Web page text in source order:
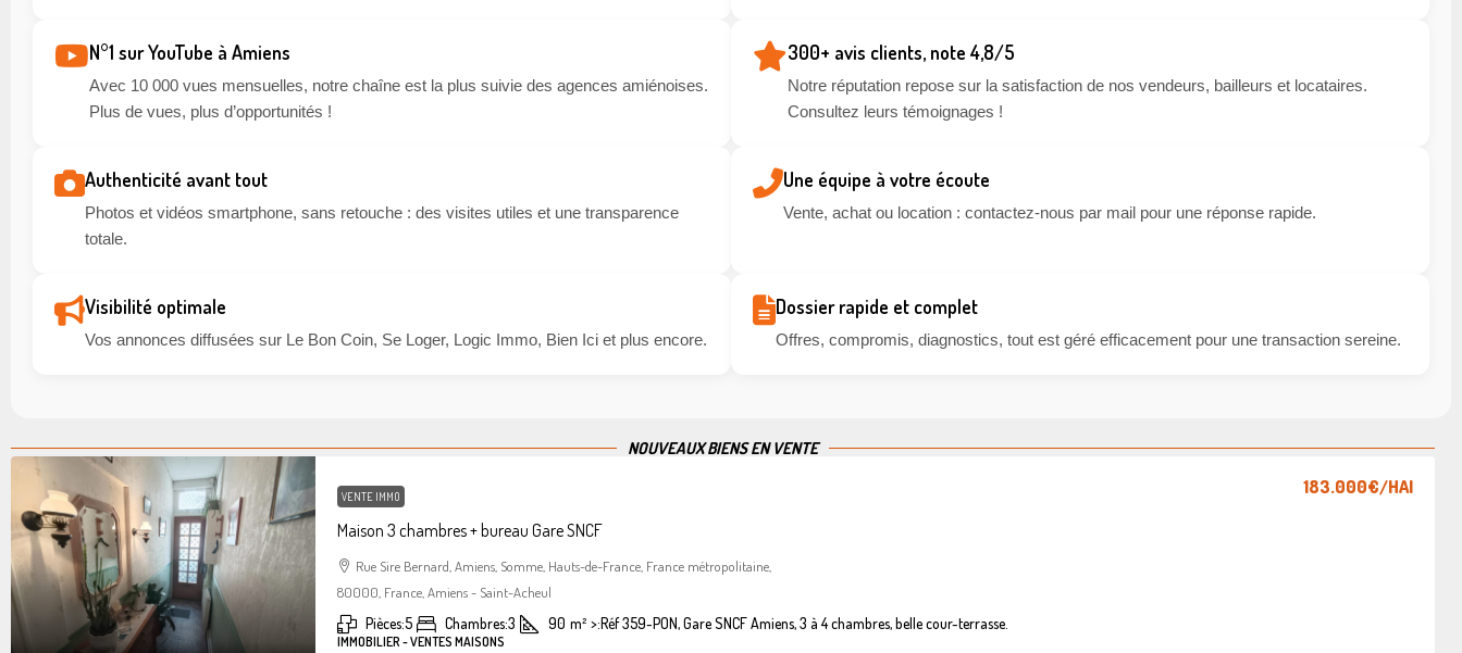
N°1 sur YouTube à Amiens
Avec 10 000 vues mensuelles, notre chaîne est la plus suivie des agences amiénoises.
Plus de vues, plus d’opportunités !
300+ avis clients, note 4,8/5
Notre réputation repose sur la satisfaction de nos vendeurs, bailleurs et locataires.
Consultez leurs témoignages !
Authenticité avant tout
Photos et vidéos smartphone, sans retouche : des visites utiles et une transparence
totale.
Une équipe à votre écoute
Vente, achat ou location : contactez-nous par mail pour une réponse rapide.
Visibilité optimale
Vos annonces diffusées sur Le Bon Coin, Se Loger, Logic Immo, Bien Ici et plus encore.
Dossier rapide et complet
Offres, compromis, diagnostics, tout est géré efficacement pour une transaction sereine.
NOUVEAUX BIENS EN VENTE
VENTE IMMO
Maison 3 chambres + bureau Gare SNCF
183.000€/HAI
Rue Sire Bernard, Amiens, Somme, Hauts-de-France, France métropolitaine,
80000, France, Amiens - Saint-Acheul
Pièces:5 Chambres:3 90 m² >:Réf 359-PON, Gare SNCF Amiens, 3 à 4 chambres, belle cour-terrasse.
IMMOBILIER - VENTES MAISONS